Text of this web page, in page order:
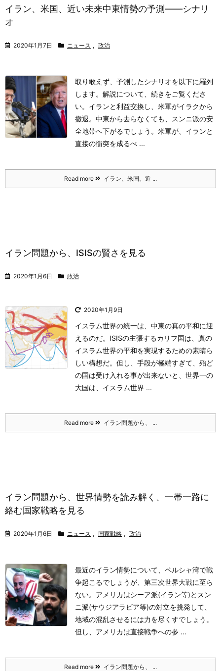
イラン、米国、近い未来中東情勢の予測――シナリ
オ
2020年1月7日 ニュース , 政治
取り敢えず、予測したシナリオを以下に羅列
します。解説について、続きをご覧くださ
い。 イランと利益交換し、米軍がイラクから
撤退。中東から去らなくても、スンニ派の安
全地帯へ下がるでしょう。米軍が、イランと
直接の衝突を成るべ ...
Read more イラン、米国、近 ...
イラン問題から、ISISの賢さを見る
2020年1月6日 政治
2020年1月9日
イスラム世界の統一は、中東の真の平和に迎
えるのだ。ISISの主張するカリフ国は、真の
イスラム世界の平和を実現するための素晴ら
しい構想だ。但し、手段が極端すぎて、殆ど
の国は受け入れる事が出来ないと、世界一の
大国は、イスラム世界 ...
Read more イラン問題から、 ...
イラン問題から、世界情勢を読み解く、一帯一路に
絡む国家戦略を見る
2020年1月6日 ニュース , 国家戦略 , 政治
最近のイラン情勢について、ペルシャ湾で戦
争起こるでしょうが、第三次世界大戦に至ら
ない。アメリカはシーア派(イラン等)とスン
ニ派(サウジアラビア等)の対立を挑発して、
地域の混乱させるには力を尽くすでしょう。
但し、アメリカは直接戦争への参 ...
Read more イラン問題から、 ...